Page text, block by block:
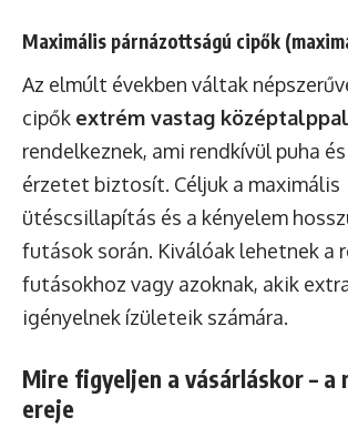
Maximális párnázottságú cipők
Az elmúlt években váltak
cipők extrém vastag középtalppal
rendelkeznek, ami rendkívül puha
érzetet biztosít. Céljuk a maximális
ütéscsillapítás és a kényelem
futások során. Kiválóak lehetnek a
futásokhoz vagy azoknak, akik
igényelnek ízületeik számára.
Mire figyeljen a vásárláskor – a
ereje